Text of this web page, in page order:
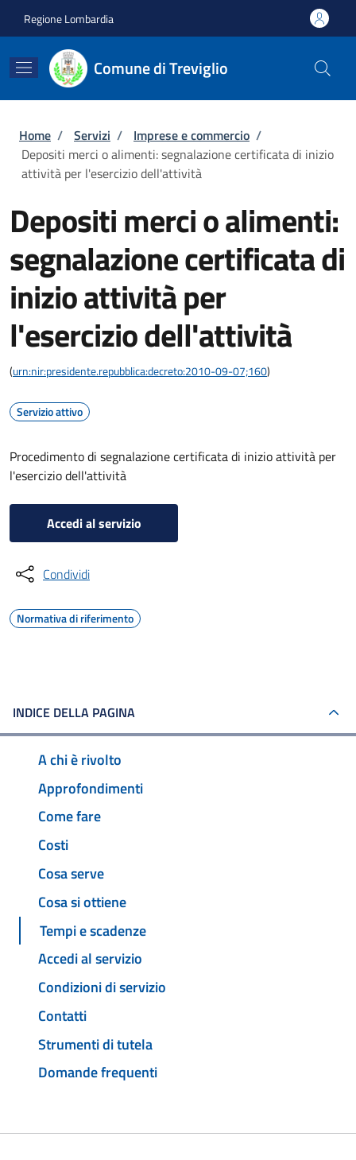
Regione Lombardia
Comune di Treviglio
Briciole di pane
Home / Servizi / Imprese e commercio /
Depositi merci o alimenti: segnalazione certificata di inizio
attività per l'esercizio dell'attività
Depositi merci o alimenti:
segnalazione certificata di
inizio attività per
l'esercizio dell'attività
(urn:nir:presidente.repubblica:decreto:2010-09-07;160)
Servizio attivo
Procedimento di segnalazione certificata di inizio attività per
l'esercizio dell'attività
Accedi al servizio
Condividi
Normativa di riferimento
INDICE DELLA PAGINA
A chi è rivolto
Approfondimenti
Come fare
Costi
Cosa serve
Cosa si ottiene
Tempi e scadenze
Accedi al servizio
Condizioni di servizio
Contatti
Strumenti di tutela
Domande frequenti